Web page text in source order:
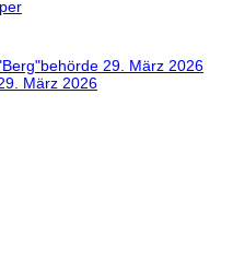
29. März 2026
März 2026